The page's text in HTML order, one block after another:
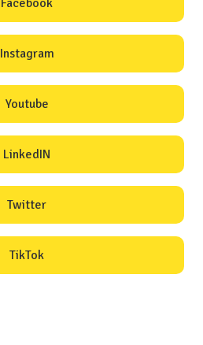
Instagram
Youtube
LinkedIN
Twitter
TikTok